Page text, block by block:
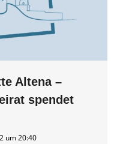
Altena –
spendet
um 20:40